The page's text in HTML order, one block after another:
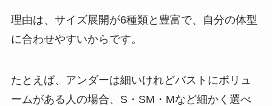
理由は、サイズ展開が6種類と豊富で、自分の体型
に合わせやすいからです。
たとえば、アンダーは細いけれどバストにボリュ
ームがある人の場合、S・SM・Mなど細かく選べ